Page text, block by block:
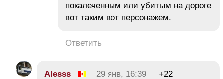
покалеченным или убитым на дороге
вот таким вот персонажем.
Ответить
Alesss 29 янв, 16:39
+22